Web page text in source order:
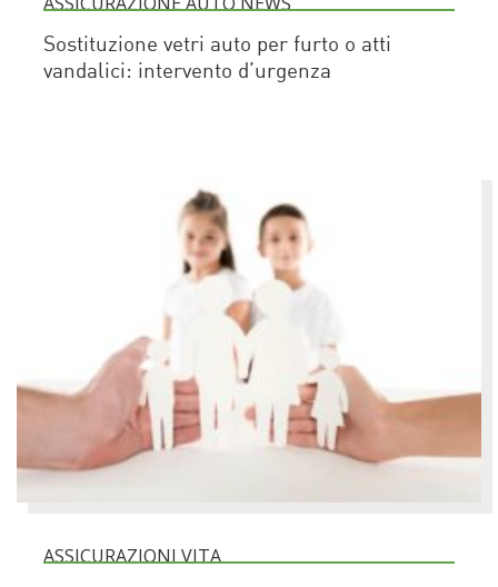
Sostituzione vetri auto per furto o atti
vandalici: intervento d’urgenza
ASSICURAZIONI VITA